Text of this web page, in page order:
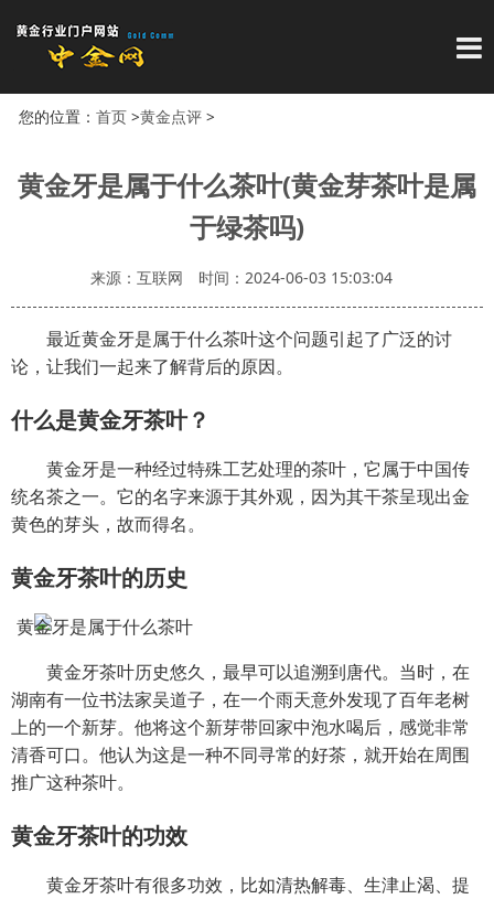
导
您的位置： 首页>黄金点评>
黄金牙是属于什么茶叶(黄金芽茶叶是属
于绿茶吗)
来源：互联网 时间：2024-06-03 15:03:04
最近黄金牙是属于什么茶叶这个问题引起了广泛的讨
论，让我们一起来了解背后的原因。
什么是黄金牙茶叶？
黄金牙是一种经过特殊工艺处理的茶叶，它属于中国传
统名茶之一。它的名字来源于其外观，因为其干茶呈现出金
黄色的芽头，故而得名。
黄金牙茶叶的历史
黄金牙茶叶历史悠久，最早可以追溯到唐代。当时，在
湖南有一位书法家吴道子，在一个雨天意外发现了百年老树
上的一个新芽。他将这个新芽带回家中泡水喝后，感觉非常
清香可口。他认为这是一种不同寻常的好茶，就开始在周围
推广这种茶叶。
黄金牙茶叶的功效
黄金牙茶叶有很多功效，比如清热解毒、生津止渴、提